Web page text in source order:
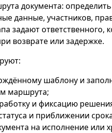
документа:
данные, участников,
задают ответственного,
возврате или задержке.
шаблону и
маршрута;
и фиксацию
и приближении
на исполнение или